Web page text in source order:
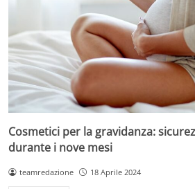
Cosmetici per la gravidanza:
durante i nove mesi
teamredazione 18 Aprile 2024